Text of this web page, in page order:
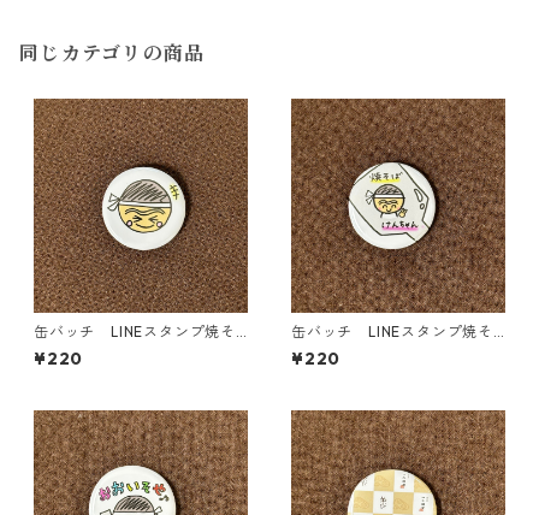
同じカテゴリの商品
缶バッチ LINEスタンプ焼そ
ば賢ちゃん(#^^#)バージョン
¥220
缶バッチ LINEスタンプ焼そ
ば賢ちゃんバージョン
¥220